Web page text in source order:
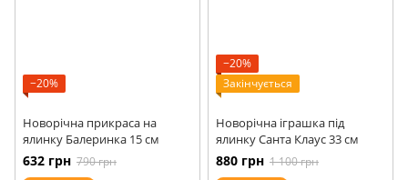
−20%
Новорічна прикраса на
ялинку Балеринка 15 см
632 грн 790 грн
−20%
Закінчується
Новорічна іграшка під
ялинку Санта Клаус 33 см
880 грн 1 100 грн